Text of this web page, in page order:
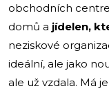
obchodních
domů a jídelen,
neziskové
ideální, ale jako
ale už vzdala. Má